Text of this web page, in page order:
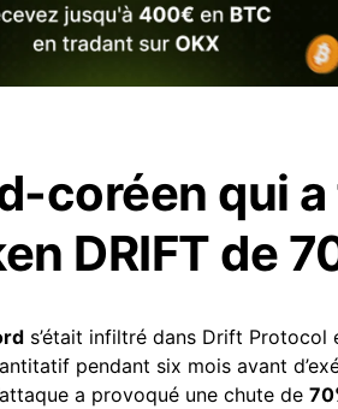
coréen qui
DRIFT de
s’était infiltré dans Drift Protocol
pendant six mois avant
a provoqué une chute de